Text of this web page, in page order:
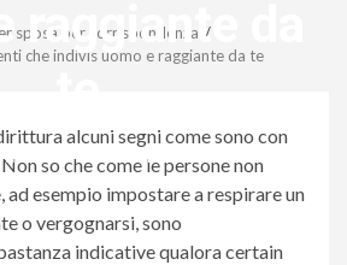
raggiante da
sposa per corrispondenza
che indivis uomo e raggiante da te
alcuni segni come sono con
so che come le persone non
ad esempio impostare a respirare un
o vergognarsi, sono
indicative qualora certain